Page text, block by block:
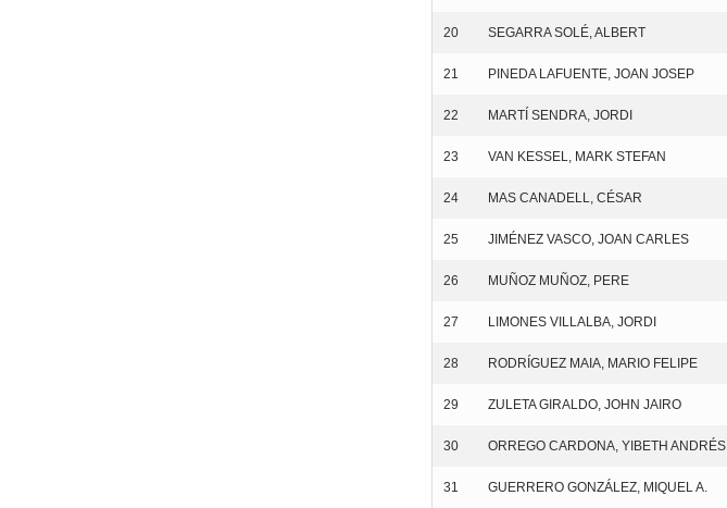
20 SEGARRA SOLÉ, ALBERT
21 PINEDA LAFUENTE, JOAN JOSEP
22 MARTÍ SENDRA, JORDI
23 VAN KESSEL, MARK STEFAN
24 MAS CANADELL, CÉSAR
25 JIMÉNEZ VASCO, JOAN CARLES
26 MUÑOZ MUÑOZ, PERE
27 LIMONES VILLALBA, JORDI
28 RODRÍGUEZ MAIA, MARIO FELIPE
29 ZULETA GIRALDO, JOHN JAIRO
30 ORREGO CARDONA, YIBETH ANDRÉS
31 GUERRERO GONZÁLEZ, MIQUEL A.